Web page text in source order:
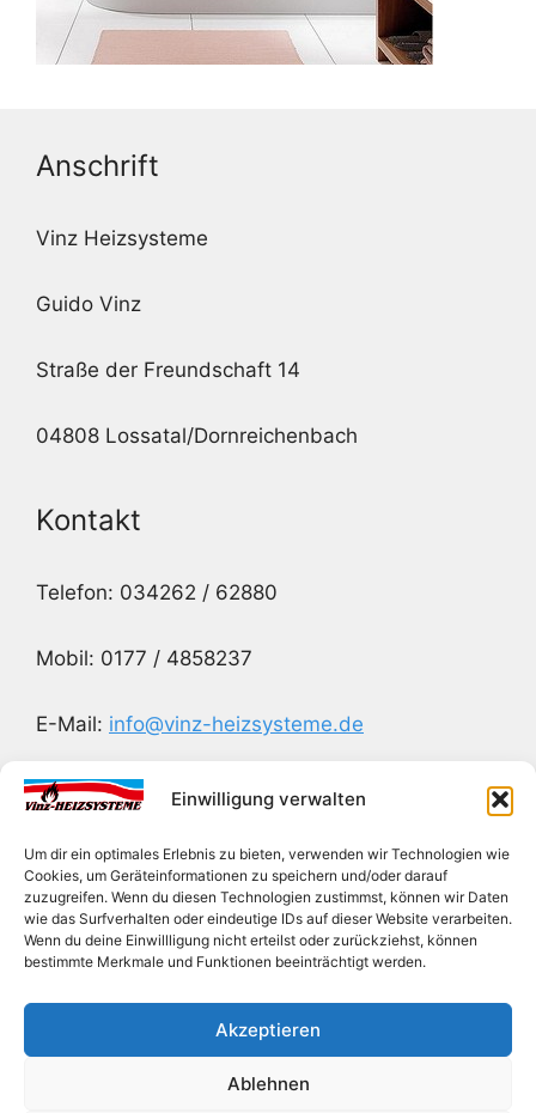
Einwilligung verwalten
Um dir ein optimales Erlebnis zu bieten, verwenden wir Technologien wie
Cookies, um Geräteinformationen zu speichern und/oder darauf
zuzugreifen. Wenn du diesen Technologien zustimmst, können wir Daten
wie das Surfverhalten oder eindeutige IDs auf dieser Website verarbeiten.
Wenn du deine Einwillligung nicht erteilst oder zurückziehst, können
bestimmte Merkmale und Funktionen beeinträchtigt werden.
Akzeptieren
Ablehnen
Anschrift
Vinz Heizsysteme
Guido Vinz
Straße der Freundschaft 14
04808 Lossatal/Dornreichenbach
Kontakt
Telefon: 034262 / 62880
Mobil: 0177 / 4858237
E-Mail: info@vinz-heizsysteme.de
Rechtliches
Cookie-Richtlinie (EU)